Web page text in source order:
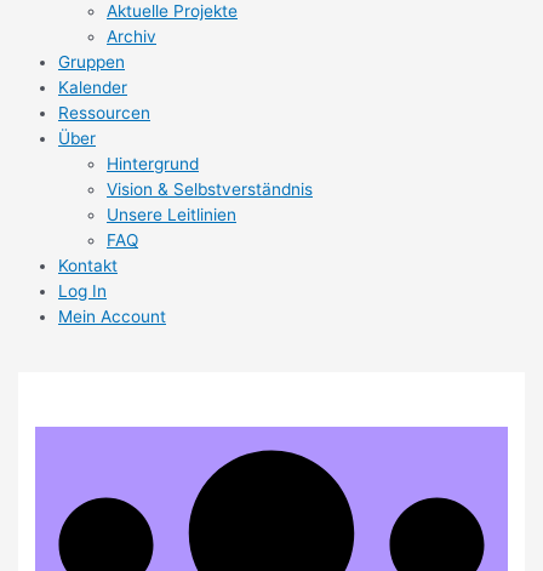
Aktuelle Projekte
Archiv
Gruppen
Kalender
Ressourcen
Über
Hintergrund
Vision & Selbstverständnis
Unsere Leitlinien
FAQ
Kontakt
Log In
Mein Account